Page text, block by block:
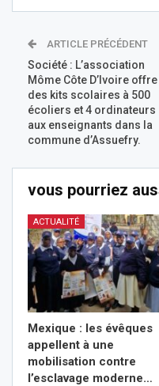
ARTICLE PRÉCÉDENT
Société : L’association
Môme Côte D’Ivoire offre
des kits scolaires à 500
écoliers et 4 ordinateurs
aux enseignants dans la
commune d’Assuefry.
vous pourriez
ACTUALITÉ
Mexique : les évêques
appellent à une
mobilisation contre
l’esclavage moderne…